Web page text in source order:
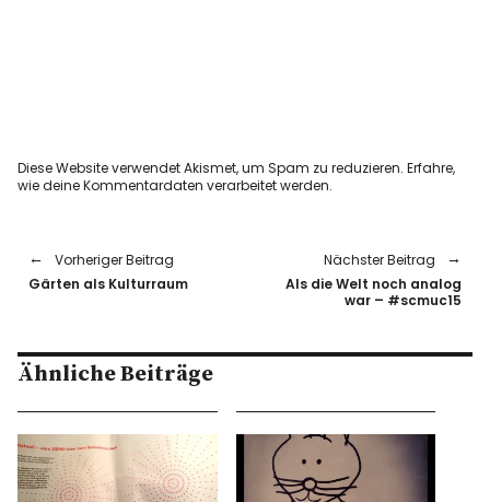
Diese Website verwendet Akismet, um Spam zu reduzieren.Erfahre,
wie deine Kommentardaten verarbeitet werden.
Vorheriger Beitrag
Gärten als Kulturraum
Nächster Beitrag
Als die Welt noch analog
war – #scmuc15
Ähnliche Beiträge